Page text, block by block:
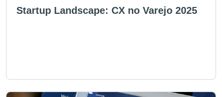
Startup Landscape: CX no Varejo 2025